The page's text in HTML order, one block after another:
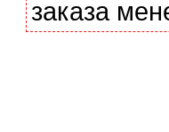
заказа